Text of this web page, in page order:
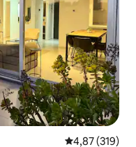
Gemiddelde
4,87 (319)